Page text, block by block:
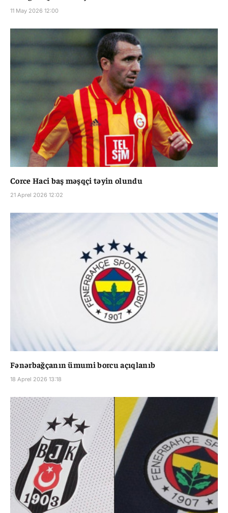
11 May 2026 12:00
Corce Haci baş məşqçi təyin olundu
21 Aprel 2026 12:02
Fənərbağçanın ümumi borcu açıqlanıb
18 Aprel 2026 13:18